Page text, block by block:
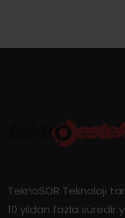
TeknoSOR Teknoloji
10 yıldan fazla süredir